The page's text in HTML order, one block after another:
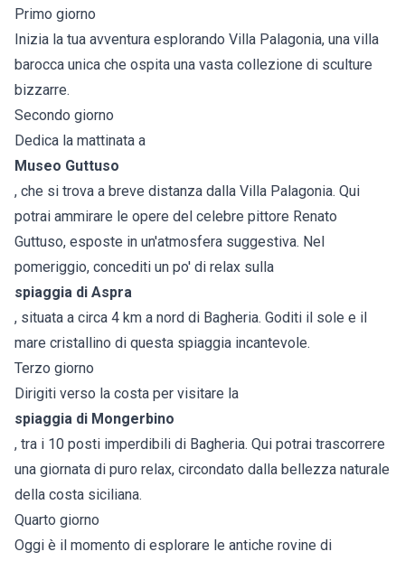
Primo giorno
Inizia la tua avventura esplorando Villa Palagonia, una villa
barocca unica che ospita una vasta collezione di sculture
bizzarre.
Secondo giorno
Dedica la mattinata a
Museo Guttuso
, che si trova a breve distanza dalla Villa Palagonia. Qui
potrai ammirare le opere del celebre pittore Renato
Guttuso, esposte in un'atmosfera suggestiva. Nel
pomeriggio, concediti un po' di relax sulla
spiaggia di Aspra
, situata a circa 4 km a nord di Bagheria. Goditi il sole e il
mare cristallino di questa spiaggia incantevole.
Terzo giorno
Dirigiti verso la costa per visitare la
spiaggia di Mongerbino
, tra i 10 posti imperdibili di Bagheria. Qui potrai trascorrere
una giornata di puro relax, circondato dalla bellezza naturale
della costa siciliana.
Quarto giorno
Oggi è il momento di esplorare le antiche rovine di